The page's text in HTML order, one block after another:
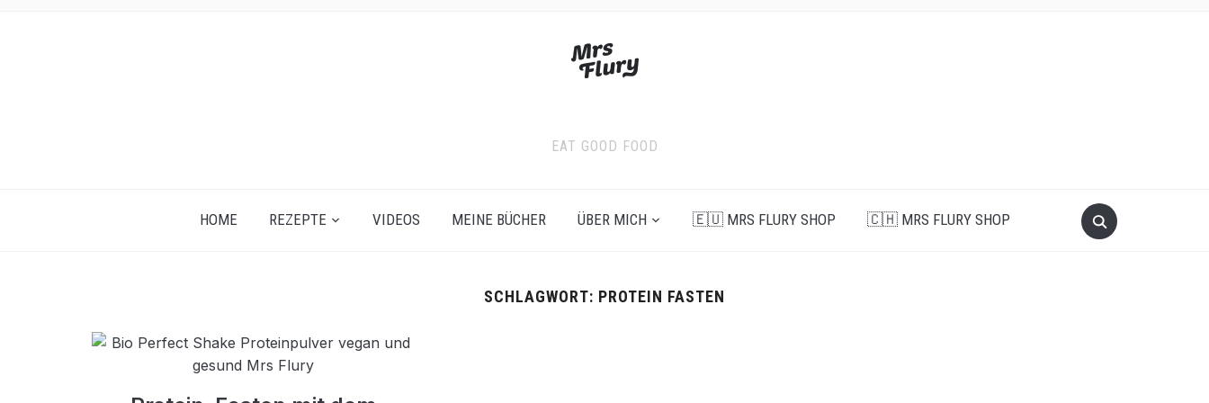
EAT GOOD FOOD
HOME REZEPTE VIDEOS MEINE BÜCHER ÜBER MICH 🇪🇺 MRS FLURY SHOP 🇨🇭 MRS FLURY SHOP
SCHLAGWORT: PROTEIN FASTEN